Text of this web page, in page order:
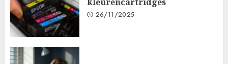
26/11/2025